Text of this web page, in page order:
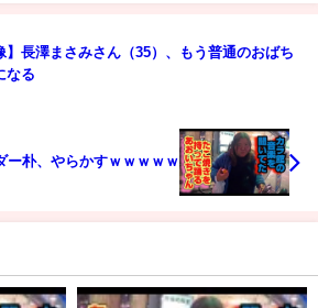
】長澤まさみさん（35）、もう普通のおばち
なる
ー朴、やらかすｗｗｗｗｗ